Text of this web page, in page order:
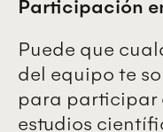
Participación
Puede que
del equipo te
para participar
estudios